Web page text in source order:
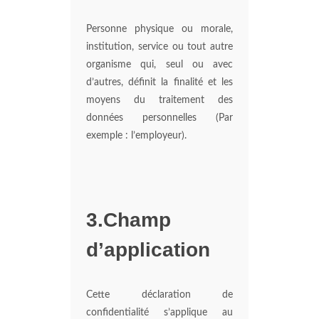
Personne physique ou morale,
institution, service ou tout autre
organisme qui, seul ou avec
d’autres, définit la finalité et les
moyens du traitement des
données personnelles (Par
exemple : l’employeur).
3.Champ
d’application
Cette déclaration de
confidentialité s’applique au